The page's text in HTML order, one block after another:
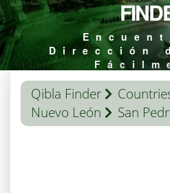
Dirección
Qibla Finder
Nuevo León
San